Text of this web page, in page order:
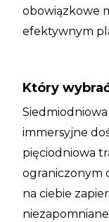
obowiązkowe
efektywnym
Który
immersyjne
pięciodniowa
ograniczonym
na ciebie